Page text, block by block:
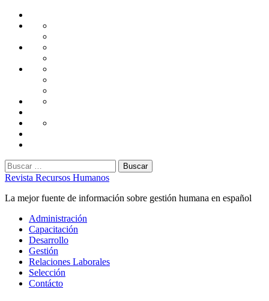
Saltar
Administración
Capacitación
Desarrollo
Gestión
Laborales
Selección
Buscar:
Revista Recursos Humanos
La mejor fuente de información sobre gestión humana en español
Menú
principal
Administración
Capacitación
Desarrollo
Gestión
Relaciones Laborales
Selección
Contácto